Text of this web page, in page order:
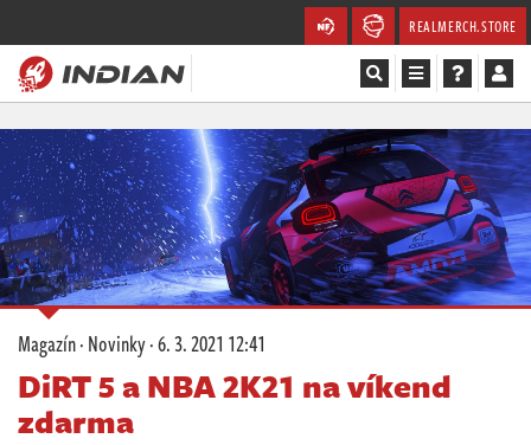
REALMERCH.STORE
Magazín
Recenze
Videa
Soutěže
Databáze
Komunita
Magazín·Novinky·6. 3. 2021 12:41
DiRT 5 a NBA 2K21 na víkend
zdarma